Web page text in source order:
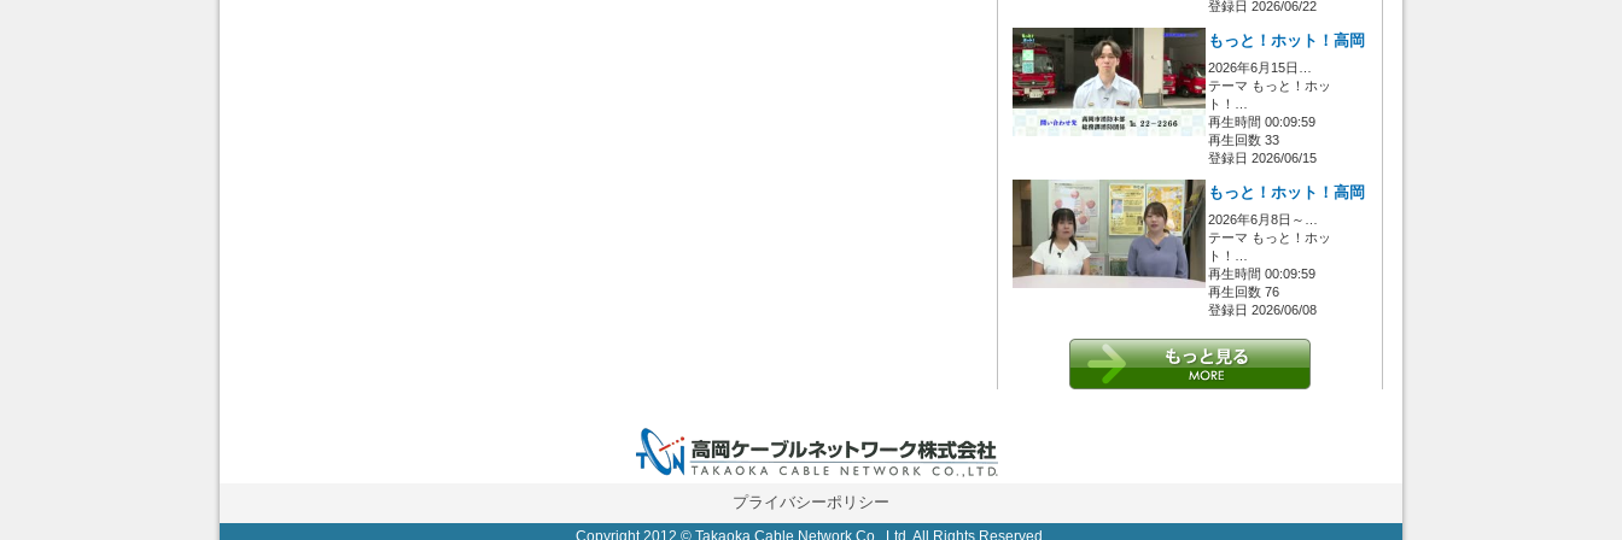
登録日 2026/06/22
もっと！ホット！高岡
2026年6月15日…
テーマ もっと！ホッ
ト！…
再生時間 00:09:59
再生回数 33
登録日 2026/06/15
もっと！ホット！高岡
2026年6月8日～…
テーマ もっと！ホッ
ト！…
再生時間 00:09:59
再生回数 76
登録日 2026/06/08
プライバシーポリシー
Copyright 2012 © Takaoka Cable Network Co., Ltd. All Rights Reserved.